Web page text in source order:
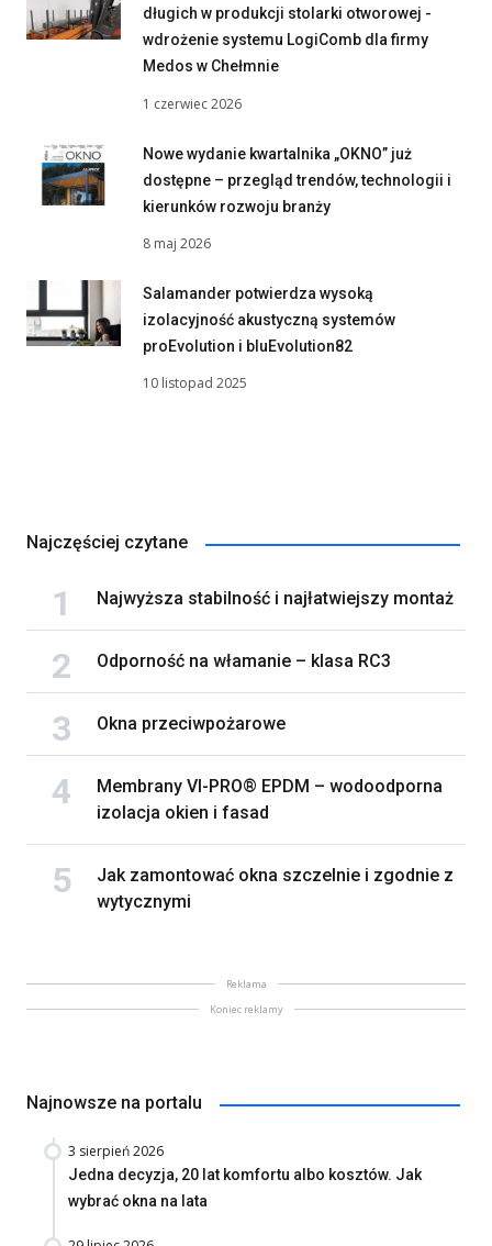
długich w produkcji stolarki otworowej -
wdrożenie systemu LogiComb dla firmy
Medos w Chełmnie
1 czerwiec 2026
Nowe wydanie kwartalnika „OKNO” już
dostępne – przegląd trendów, technologii i
kierunków rozwoju branży
8 maj 2026
Salamander potwierdza wysoką
izolacyjność akustyczną systemów
proEvolution i bluEvolution82
10 listopad 2025
Najczęściej czytane
Najwyższa stabilność i najłatwiejszy montaż
Odporność na włamanie – klasa RC3
Okna przeciwpożarowe
Membrany VI-PRO® EPDM – wodoodporna
izolacja okien i fasad
Jak zamontować okna szczelnie i zgodnie z
wytycznymi
Reklama
Koniec reklamy
Najnowsze na portalu
3 sierpień 2026
Jedna decyzja, 20 lat komfortu albo kosztów. Jak
wybrać okna na lata